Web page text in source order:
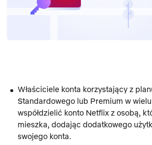
Właściciele konta korzystający z
Standardowego lub Premium w
współdzielić konto Netflix z osobą,
mieszka, dodając dodatkowego
swojego konta.